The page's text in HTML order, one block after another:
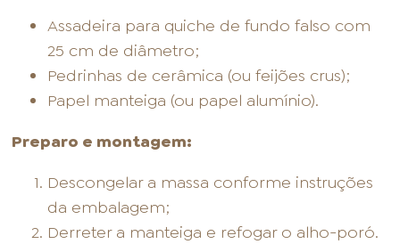
Assadeira para quiche de fundo falso com
25 cm de diâmetro;
Pedrinhas de cerâmica (ou feijões crus);
Papel manteiga (ou papel alumínio).
Preparo e montagem:
Descongelar a massa conforme instruções
da embalagem;
Derreter a manteiga e refogar o alho-poró.